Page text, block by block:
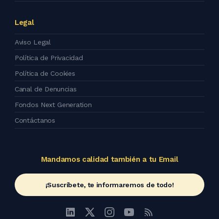
Legal
Aviso Legal
Política de Privacidad
Política de Cookies
Canal de Denuncias
Fondos Next Generation
Contáctanos
Mandamos calidad también a tu Email
¡Suscríbete, te informaremos de todo!